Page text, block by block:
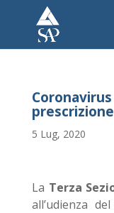
prescrizione
5 Lug, 2020
La Terza
all’udienza